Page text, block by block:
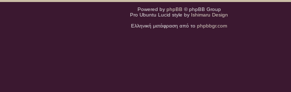
Powered by phpBB © phpBB Group
Pro Ubuntu Lucid style by Ishimaru Design
Ελληνική μετάφραση από το phpbbgr.com